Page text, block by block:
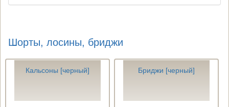
Шорты, лосины, бриджи
Кальсоны [черный] Бриджи [черный]